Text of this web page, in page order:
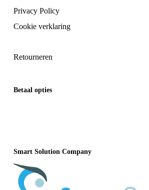
Privacy Policy
Cookie verklaring
Retourneren
Betaal opties
Smart Solution Company